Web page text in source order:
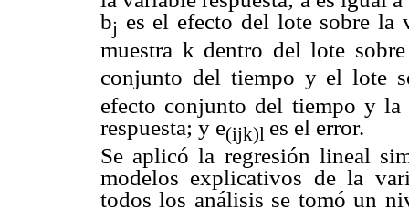
bj es el efecto del lote sobre la
muestra k dentro del lote
conjunto del tiempo y el lote
efecto conjunto del tiempo y la
respuesta; y e(ijk)l es el error.
Se aplicó la regresión lineal
modelos explicativos de la
todos los análisis se tomó un